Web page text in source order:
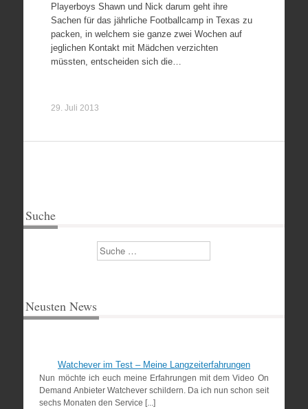
Playerboys Shawn und Nick darum geht ihre
Sachen für das jährliche Footballcamp in Texas zu
packen, in welchem sie ganze zwei Wochen auf
jeglichen Kontakt mit Mädchen verzichten
müssten, entscheiden sich die…
29. Juli 2013
Suche
Suchen
Neusten News
Watchever im Test – Meine Langzeiterfahrungen
Nun möchte ich euch meine Erfahrungen mit dem Video On
Demand Anbieter Watchever schildern. Da ich nun schon seit
sechs Monaten den Service [...]